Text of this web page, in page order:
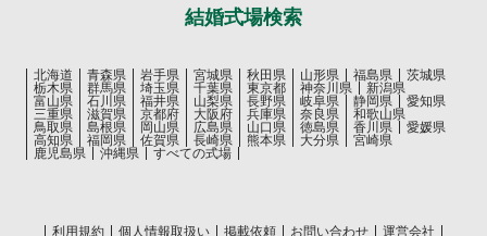
結婚式場検索
北海道 青森県 岩手県 宮城県 秋田県 山形県 福島県
茨城県
栃木県
群馬県 埼玉県 千葉県 東京都 神奈川県
新潟県
富山県
石川県 福井県 山梨県 長野県 岐阜県 静岡県
愛知県
三重県
滋賀県 京都府 大阪府 兵庫県 奈良県
和歌山県
鳥取県
島根県 岡山県 広島県 山口県 徳島県 香川県
愛媛県
高知県
福岡県 佐賀県 長崎県 熊本県 大分県
宮崎県
鹿児島県
沖縄県 すべての式場
利用規約 個人情報取扱い 掲載依頼 お問い合わせ 運営会社